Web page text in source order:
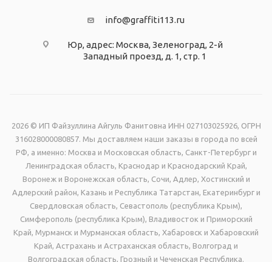
info@graffiti113.ru
Юр, адрес: Москва, Зеленоград, 2-й
Западный проезд, д. 1, стр. 1
2026 © ИП Файзуллина Айгуль Фанитовна ИНН 027103025926, ОГРН
316028000080857. Мы доставляем наши заказы в города по всей
РФ, а именно: Москва и Московская область, Санкт-Петербург и
Ленинградская область, Краснодар и Краснодарский Край,
Воронеж и Воронежская область, Сочи, Адлер, Хостинский и
Адлерский район, Казань и Республика Татарстан, Екатеринбург и
Свердловская область, Севастополь (республика Крым),
Симферополь (республика Крым), Владивосток и Приморский
Край, Мурманск и Мурманская область, Хабаровск и Хабаровский
Край, Астрахань и Астраханская область, Волгоград и
Волгоградская область, Грозный и Чеченская Республика.